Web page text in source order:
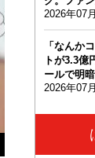
2026年07
「なんか
トが3.3億
ールで明暗
2026年07